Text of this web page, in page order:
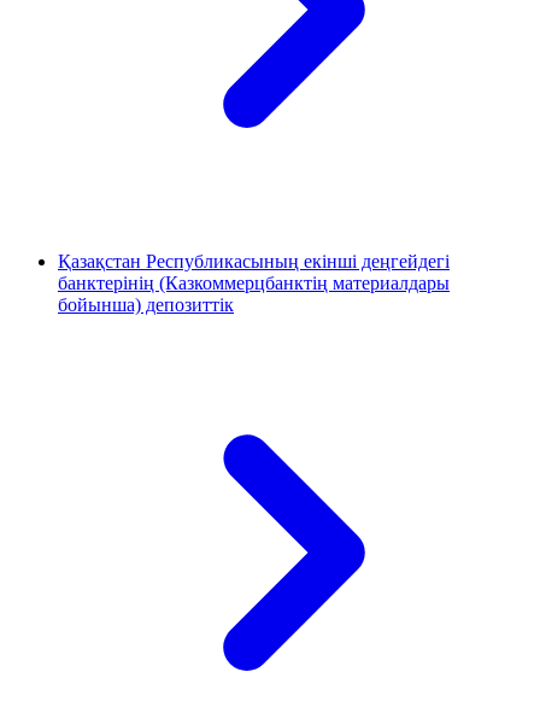
Қазақстан Республикасының екінші деңгейдегі
банктерінің (Казкоммерцбанктің материалдары
бойынша) депозиттік